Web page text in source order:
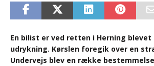
En bilist er ved retten i Herning
udrykning. Kørslen foregik over en
Undervejs blev en række